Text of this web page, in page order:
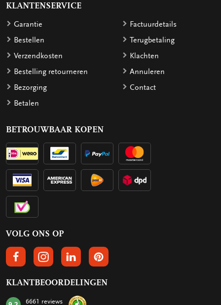
KLANTENSERVICE
Garantie
Bestellen
Verzendkosten
Bestelling retourneren
Bezorging
Betalen
Factuurdetails
Terugbetaling
Klachten
Annuleren
Contact
BETROUWBAAR KOPEN
VOLG ONS OP
VOLGS ONS OP FACEBOOK
VOLG ONS OP INSTAGRAM
VOLG ONS OP LINKEDIN
VOLG ONS OP PINTEREST
KLANTBEOORDELINGEN
6661 reviews